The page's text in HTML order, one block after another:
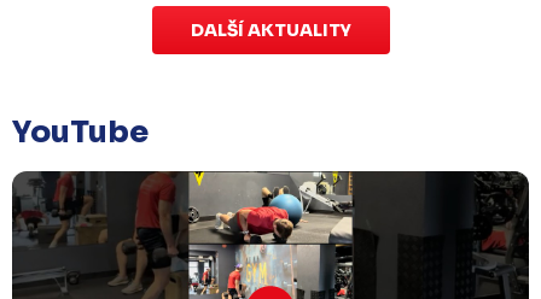
Zápas dorostu je odložen
které se mělo odehrát v pátek 30. ledna ve 14:15,
odloženo!Odehraje se v náhradním termínu, o
kterém se bude jednat.
Náhradní termín 32. kola
DALŠÍ AKTUALITY
YouTube